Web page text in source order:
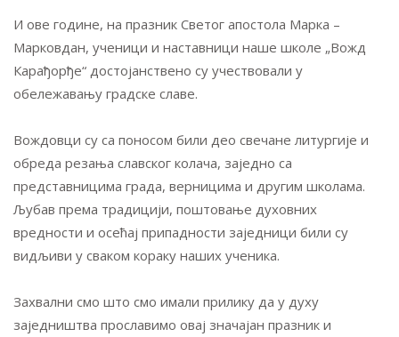
И ове године, на празник Светог апостола Марка –
Марковдан, ученици и наставници наше школе „Вожд
Карађорђе“ достојанствено су учествовали у
обележавању градске славе.
Вождовци су са поносом били део свечане литургије и
обреда резања славског колача, заједно са
представницима града, верницима и другим школама.
Љубав према традицији, поштовање духовних
вредности и осећај припадности заједници били су
видљиви у сваком кораку наших ученика.
Захвални смо што смо имали прилику да у духу
заједништва прославимо овај значајан празник и